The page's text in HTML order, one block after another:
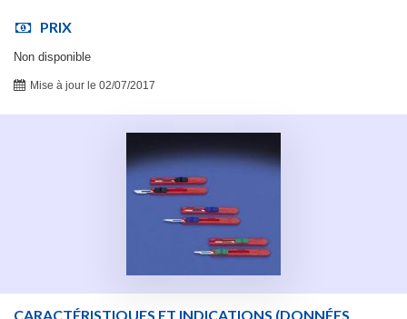
PRIX
Non disponible
Mise à jour le 02/07/2017
CARACTÉRISTIQUES ET INDICATIONS (DONNÉES